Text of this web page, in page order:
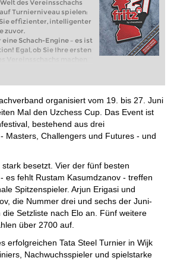
des Vereinsschachs
Turnierniveau spielen:
effizienter, intelligenter
zuvor.
eine Schach-Engine – es ist
Egal, ob Sie Ihre ersten
Vereinsschachs machen
spielen: Mit
intelligenter und
organisiert vom 19. bis 27. Juni
Mal den Uzchess Cup. Das Event ist
bestehend aus drei
Masters, Challengers und Futures - und
besetzt. Vier der fünf besten
es fehlt Rustam Kasumdzanov - treffen
Spitzenspieler. Arjun Erigasi und
die Nummer drei und sechs der Juni-
Setzliste nach Elo an. Fünf weitere
über 2700 auf.
erfolgreichen Tata Steel Turnier in Wijk
Nachwuchsspieler und spielstarke